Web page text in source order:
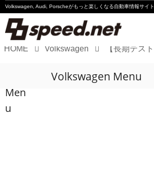
Volkswagen, Audi, Porscheがもっと楽しくなる自動車情報サイト
Audi
HOME Volkswagen
Men
u
Volkswagen Menu